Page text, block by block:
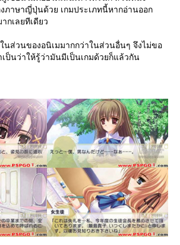
งภาษาญี่ปุ่นด้วย เกมประเภทนี้หากอ่านออก
กเลยทีเดียว
นส่วนของอนิเมมากกว่าในส่วนอื่นๆ จึงไม่ขอ
ป็นว่าให้รู้ว่ามันมีเป็นเกมด้วยก็แล้วกัน